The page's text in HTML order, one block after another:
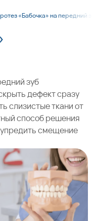
«Бабочка» на передний
зуб
дефект сразу
слизистые ткани от
способ решения
смещение
такую
вариант
зуба).
пока не будет
протез или не
в